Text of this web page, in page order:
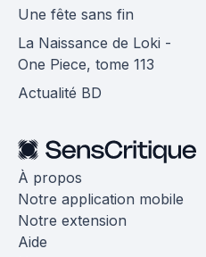
Une fête sans fin
La Naissance de Loki -
One Piece, tome 113
Actualité BD
À propos
Notre application mobile
Notre extension
Aide